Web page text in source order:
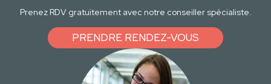
Prenez RDV gratuitement avec notre conseiller spécialiste.
PRENDRE RENDEZ-VOUS